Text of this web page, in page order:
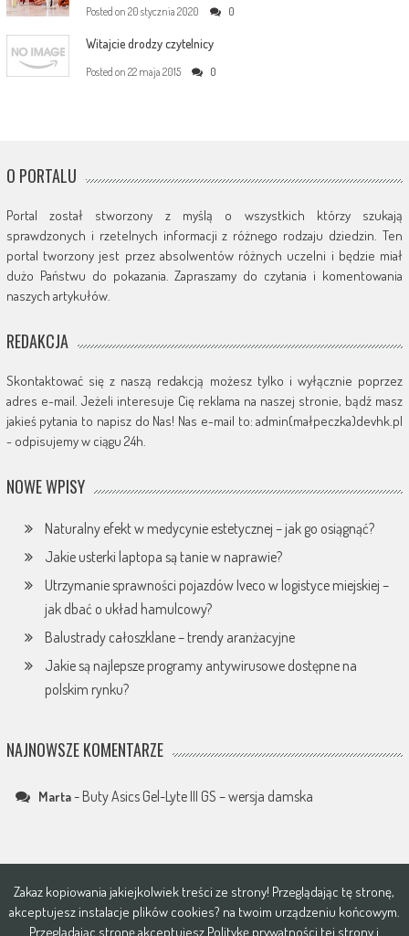
Posted on 20 stycznia 2020 0
Witajcie drodzy czytelnicy
Posted on 22 maja 2015 0
O PORTALU
Portal został stworzony z myślą o wszystkich którzy szukają
sprawdzonych i rzetelnych informacji z różnego rodzaju dziedzin. Ten
portal tworzony jest przez absolwentów różnych uczelni i będzie miał
dużo Państwu do pokazania. Zapraszamy do czytania i komentowania
naszych artykułów.
REDAKCJA
Skontaktować się z naszą redakcją możesz tylko i wyłącznie poprzez
adres e-mail. Jeżeli interesuje Cię reklama na naszej stronie, bądź masz
jakieś pytania to napisz do Nas! Nas e-mail to: admin(małpeczka)devhk.pl
- odpisujemy w ciągu 24h.
NOWE WPISY
Naturalny efekt w medycynie estetycznej – jak go osiągnąć?
Jakie usterki laptopa są tanie w naprawie?
Utrzymanie sprawności pojazdów Iveco w logistyce miejskiej –
jak dbać o układ hamulcowy?
Balustrady całoszklane – trendy aranżacyjne
Jakie są najlepsze programy antywirusowe dostępne na
polskim rynku?
NAJNOWSZE KOMENTARZE
Marta- Buty Asics Gel-Lyte III GS – wersja damska
Zakaz kopiowania jakiejkolwiek treści ze strony! Przeglądając tę stronę,
akceptujesz instalacje plików cookies? na twoim urządzeniu końcowym.
Przeglądając stronę akceptujesz Politykę prywatności tej strony i